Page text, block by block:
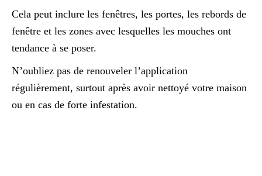
Cela peut inclure les fenêtres, les portes, les rebords de
fenêtre et les zones avec lesquelles les mouches ont
tendance à se poser.
N’oubliez pas de renouveler l’application
régulièrement, surtout après avoir nettoyé votre maison
ou en cas de forte infestation.